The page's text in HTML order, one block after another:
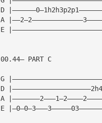
D
A
E
00.44— PART C
G
D
A
E